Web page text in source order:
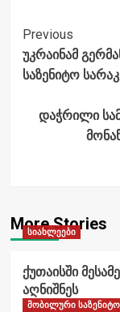
Post
Previous
უკრაინამ
საზენიტო
დაჭრილი
More Stories
სიახლეები
ქუთაისში
აღნიშნეს
ანალიტიკოსი
მობილური